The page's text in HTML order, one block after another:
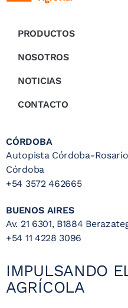
PRODUCTOS
NOSOTROS
NOTICIAS
CONTACTO
CÓRDOBA
Autopista Córdoba-
Córdoba
+54 3572 462665
BUENOS AIRES
Av. 21 6301, B1884
+54 11 4228 3096
IMPULSANDO
AGRÍCOLA